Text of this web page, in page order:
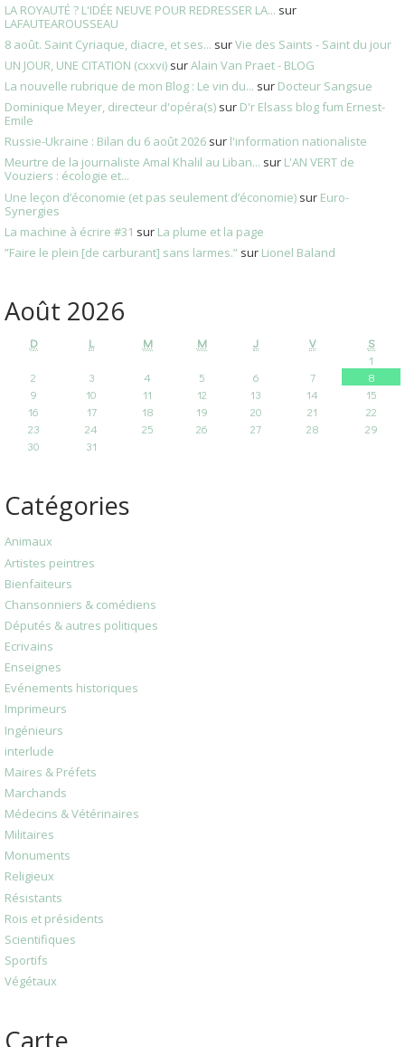
LA ROYAUTÉ ? L'IDÉE NEUVE POUR REDRESSER LA... sur
LAFAUTEAROUSSEAU
8 août. Saint Cyriaque, diacre, et ses... surVie des Saints - Saint du jour
UN JOUR, UNE CITATION (cxxvi) surAlain Van Praet - BLOG
La nouvelle rubrique de mon Blog : Le vin du... sur Docteur Sangsue
Dominique Meyer, directeur d'opéra(s) sur D'r Elsass blog fum Ernest-
Emile
Russie-Ukraine : Bilan du 6 août 2026 sur l'information nationaliste
Meurtre de la journaliste Amal Khalil au Liban... sur L'AN VERT de
Vouziers : écologie et...
Une leçon d’économie (et pas seulement d’économie) sur Euro-
Synergies
La machine à écrire #31 sur La plume et la page
”Faire le plein [de carburant] sans larmes.” sur Lionel Baland
Août 2026
D L M M J V
S
1
2
3 4 5 6 7
8
9
10 11 12 13 14
15
16
17 18 19 20 21
22
23
24 25 26 27 28
29
30
31
Catégories
Animaux
Artistes peintres
Bienfaiteurs
Chansonniers & comédiens
Députés & autres politiques
Ecrivains
Enseignes
Evénements historiques
Imprimeurs
Ingénieurs
interlude
Maires & Préfets
Marchands
Médecins & Vétérinaires
Militaires
Monuments
Religieux
Résistants
Rois et présidents
Scientifiques
Sportifs
Végétaux
Carte